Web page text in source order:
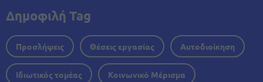
Δημοφιλή Tag
Προσλήψεις Θέσεις εργασίας Αυτοδιοίκηση
Ιδιωτικός τομέας Κοινωνικό Μέρισμα